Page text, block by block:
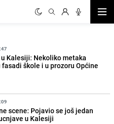
Kalesiji: Nekoliko metaka
škole i u prozoru Općine
scene: Pojavio se još jedan
u Kalesiji